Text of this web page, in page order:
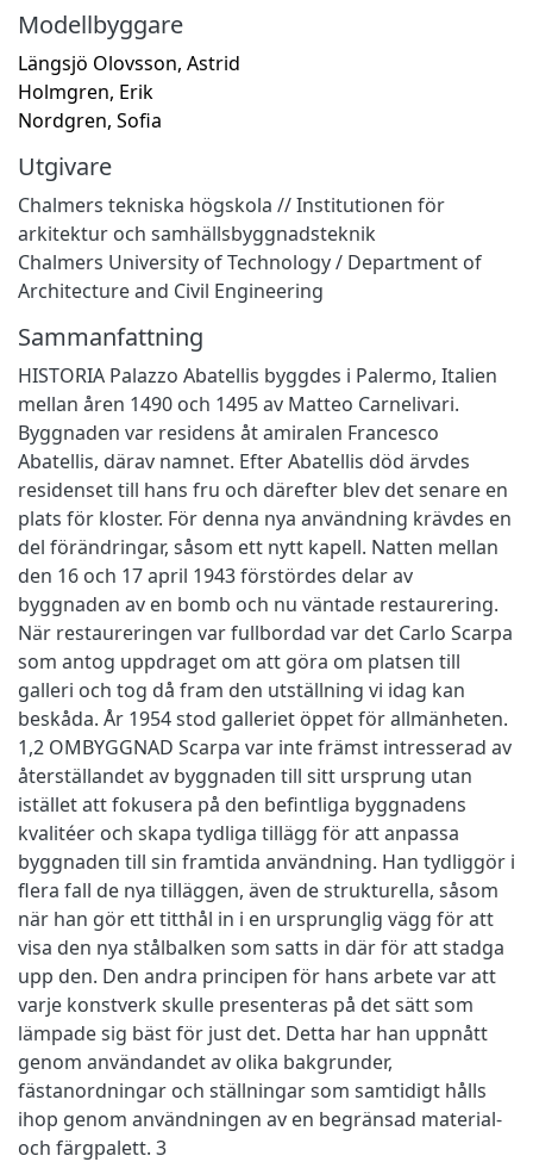
Modellbyggare
Längsjö Olovsson, Astrid
Holmgren, Erik
Nordgren, Sofia
Utgivare
Chalmers tekniska högskola // Institutionen för
arkitektur och samhällsbyggnadsteknik
Chalmers University of Technology / Department of
Architecture and Civil Engineering
Sammanfattning
HISTORIA Palazzo Abatellis byggdes i Palermo, Italien
mellan åren 1490 och 1495 av Matteo Carnelivari.
Byggnaden var residens åt amiralen Francesco
Abatellis, därav namnet. Efter Abatellis död ärvdes
residenset till hans fru och därefter blev det senare en
plats för kloster. För denna nya användning krävdes en
del förändringar, såsom ett nytt kapell. Natten mellan
den 16 och 17 april 1943 förstördes delar av
byggnaden av en bomb och nu väntade restaurering.
När restaureringen var fullbordad var det Carlo Scarpa
som antog uppdraget om att göra om platsen till
galleri och tog då fram den utställning vi idag kan
beskåda. År 1954 stod galleriet öppet för allmänheten.
1,2 OMBYGGNAD Scarpa var inte främst intresserad av
återställandet av byggnaden till sitt ursprung utan
istället att fokusera på den befintliga byggnadens
kvalitéer och skapa tydliga tillägg för att anpassa
byggnaden till sin framtida användning. Han tydliggör i
flera fall de nya tilläggen, även de strukturella, såsom
när han gör ett titthål in i en ursprunglig vägg för att
visa den nya stålbalken som satts in där för att stadga
upp den. Den andra principen för hans arbete var att
varje konstverk skulle presenteras på det sätt som
lämpade sig bäst för just det. Detta har han uppnått
genom användandet av olika bakgrunder,
fästanordningar och ställningar som samtidigt hålls
ihop genom användningen av en begränsad material-
och färgpalett. 3